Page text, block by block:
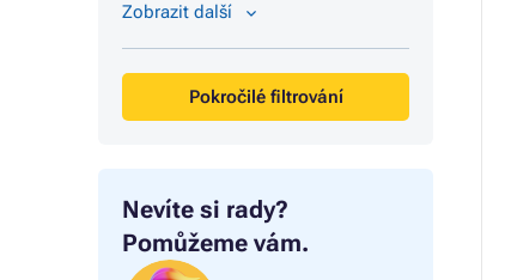
Zobrazit další
Pokročilé filtrování
Nevíte si rady?
Pomůžeme vám.